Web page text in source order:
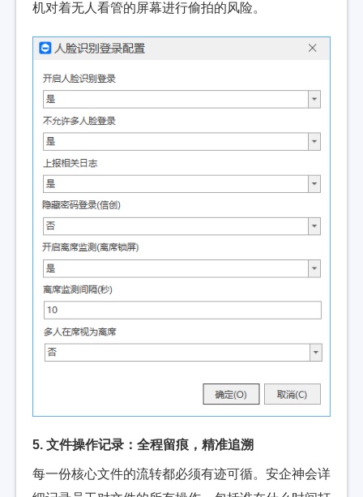
机对着无人看管的屏幕进行偷拍的风险。
5. 文件操作记录：全程留痕，精准追溯
每一份核心文件的流转都必须有迹可循。安企神会详